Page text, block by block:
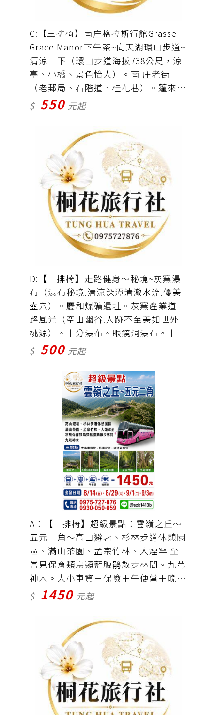
C:【三排椅】南庄格拉斯行館Grasse
Grace Manor下午茶~向天湖環山步道~
清涼一下（環山步道海拔738公尺，涼
亭、小橋、景色怡人）。南 庄老街
（老郵局、石階道、桂花巷）。蓬來溪
自然生態園區。車資＋保險＝550元
$ 550 元起
D:【三排椅】走路健身～秘境~灰窯瀑
布（瀑布秘境.清涼深潭清澈水流.優美
壺穴）。慶和煤礦遺址。灰窯產業道
路風光（空山幽谷.人跡不至美如世外
桃源）。十分瀑布。眼鏡洞瀑布。十分
老街。靜安吊橋。姑 娘廟。深坑豆腐
$ 500 元起
A：【三排椅】超級景點：雲嶺之丘〜
五元二角〜高山避暑、杉林步道休憩園
區、滿山茶園、孟宗竹林、人煙罕 至
常見保育類鳥類藍腹鹃散步林間。九芎
神木。大小車資＋保險＋午便當＋晚餐
廳＝1450元
$ 1450 元起